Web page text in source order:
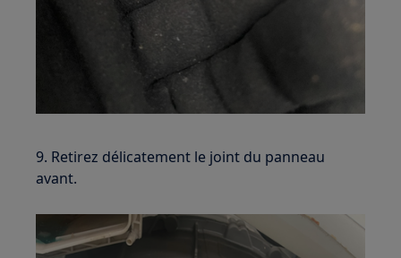
9. Retirez délicatement le joint du panneau
avant.